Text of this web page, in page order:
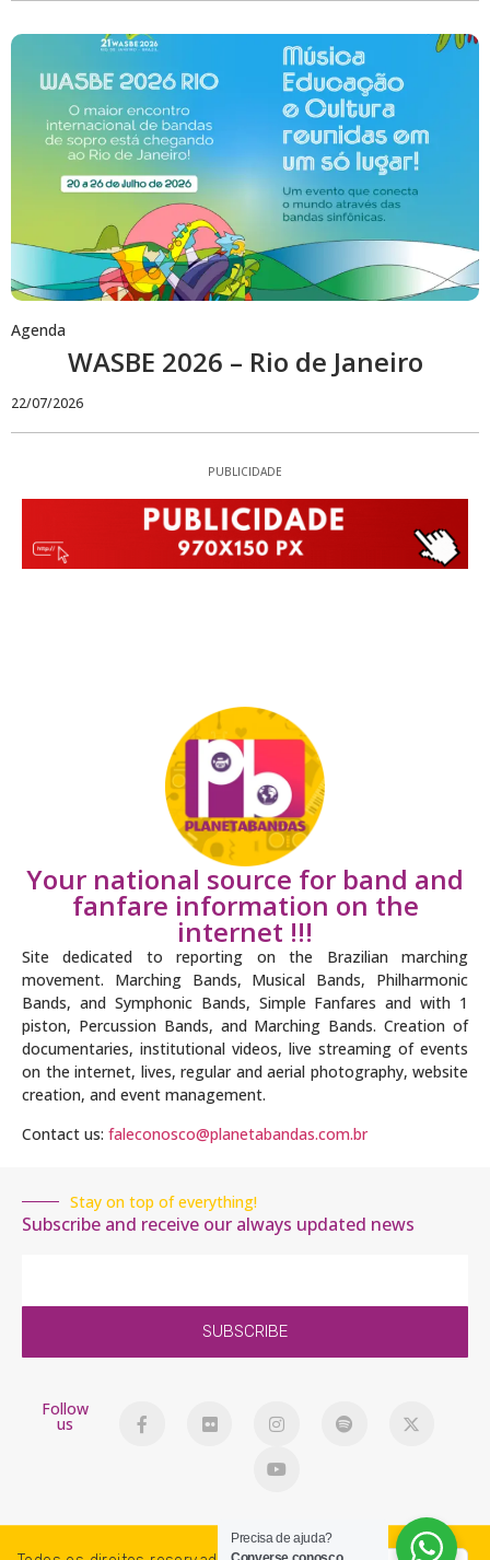
Agenda
WASBE 2026 – Rio de Janeiro
22/07/2026
PUBLICIDADE
Your national source for band and
fanfare information on the
internet !!!
Site dedicated to reporting on the Brazilian marching
movement. Marching Bands, Musical Bands, Philharmonic
Bands, and Symphonic Bands, Simple Fanfares and with 1
piston, Percussion Bands, and Marching Bands. Creation of
documentaries, institutional videos, live streaming of events
on the internet, lives, regular and aerial photography, website
creation, and event management.
Contact us: faleconosco@planetabandas.com.br
Stay on top of everything!
Subscribe and receive our always updated news
SUBSCRIBE
Follow
us
Precisa de ajuda?